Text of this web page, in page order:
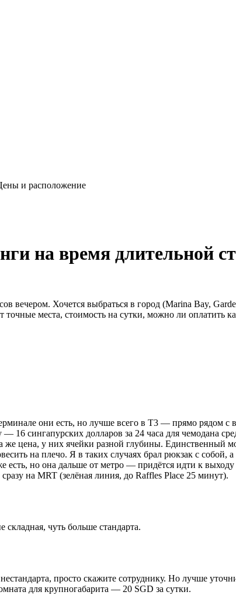
и расположение
на время длительной
вечером. Хочется выбраться в город (Marina Bay,
места, стоимость на сутки, можно ли оплатить
они есть, но лучше всего в T3 — прямо рядом с
сингапурских долларов за 24 часа для чемодана
цена, у них ячейки разной глубины. Единственный
на плечо. Я в таких случаях брал рюкзак с собой,
есть, но она дальше от метро — придётся идти к
на MRT (зелёная линия, до Raffles Place 25 минут).
чуть больше стандарта.
просто скажите сотруднику. Но лучше
для крупногабарита — 20 SGD за сутки.